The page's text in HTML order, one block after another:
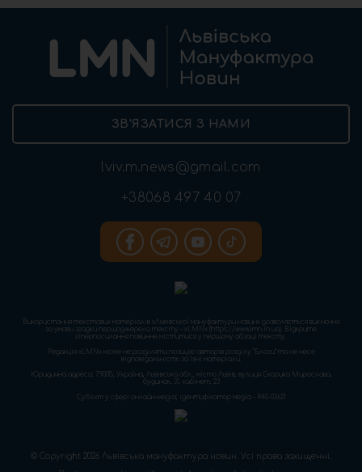
ЗВ’ЯЗАТИСЯ З НАМИ
lviv.m.news@gmail.com
+38068 497 40 07
Використання текстових матеріалів «Львівської мануфактури новин» дозволяється виключно
за умови згадки першоджерела тексту – «LMN» (https://www.lmn.in.ua). Відкрите
гіперпосилання повинне міститися у першому абзаці тексту.
Редакція «LMN» може не розділяти позицію авторів розділу “Блоги” та не несе
відповідальність за їхні матеріали.
Юридична адреса: 79005, Україна, Львівська обл., місто Львів, вулиця Скорика Мирослава,
будинок, 31, кабінет, 23
Cуб'єкт у сфері онлайн-медіа; ідентифікатор медіа - R40-03621
© Copyright 2026 Львівська мануфактура новин. Усі права захищенні.